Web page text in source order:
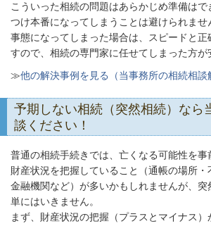
こういった相続の問題はあらかじめ準備はで
つけ本番になってしまうことは避けられませ
事態になってしまった場合は、スピードと正
すので、相続の専門家に任せてしまった方が
≫他の解決事例を見る（当事務所の相続相談
予期しない相続（突然相続）なら
談ください！
普通の相続手続きでは、亡くなる可能性を事
財産状況を把握していること（通帳の場所・
金融機関など）が多いかもしれませんが、突
単にはいきません。
まず、財産状況の把握（プラスとマイナス